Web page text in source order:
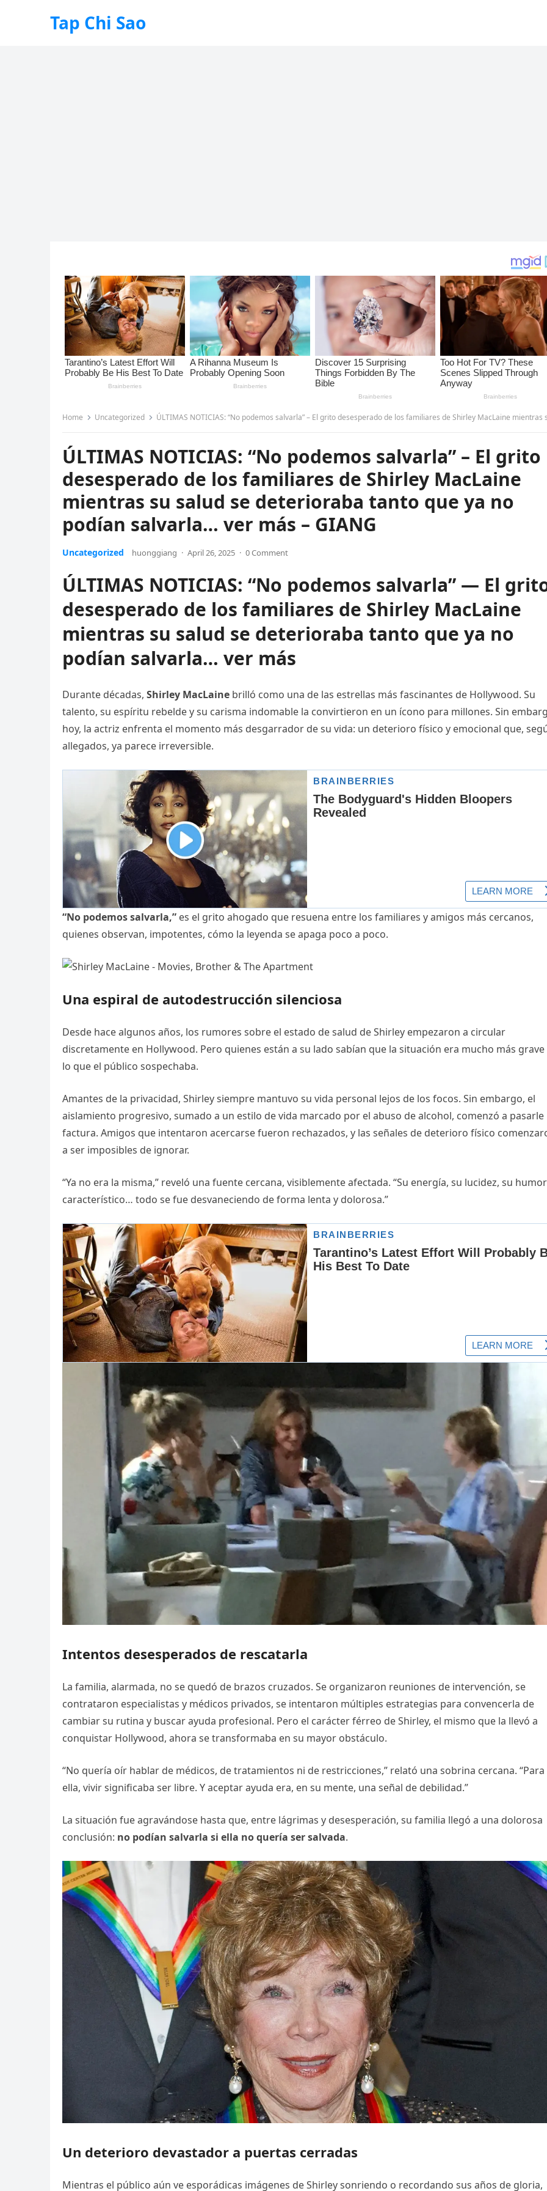
Tap Chi Sao
Home Uncategorized ÚLTIMAS NOTICIAS: “No podemos salvarla” – El grito desesperado de los familiares de Shirley MacLaine mientras su salud se deterioraba tanto que ya no podían salvarla… ver más –
ÚLTIMAS NOTICIAS: “No podemos salvarla” – El grito
desesperado de los familiares de Shirley MacLaine
mientras su salud se deterioraba tanto que ya no
podían salvarla… ver más – GIANG
Uncategorized huonggiang · April 26, 2025 · 0 Comment
ÚLTIMAS NOTICIAS: “No podemos salvarla” — El
desesperado de los familiares de Shirley MacLaine
mientras su salud se deterioraba tanto que ya no
podían salvarla… ver más
Durante décadas, Shirley MacLaine brilló como una de las estrellas más fascinantes de Hollywood. Su
talento, su espíritu rebelde y su carisma indomable la convirtieron en un ícono para millones. Sin
hoy, la actriz enfrenta el momento más desgarrador de su vida: un deterioro físico y emocional que,
allegados, ya parece irreversible.
“No podemos salvarla,” es el grito ahogado que resuena entre los familiares y amigos más cercanos,
quienes observan, impotentes, cómo la leyenda se apaga poco a poco.
Una espiral de autodestrucción silenciosa
Desde hace algunos años, los rumores sobre el estado de salud de Shirley empezaron a circular
discretamente en Hollywood. Pero quienes están a su lado sabían que la situación era mucho más grave
lo que el público sospechaba.
Amantes de la privacidad, Shirley siempre mantuvo su vida personal lejos de los focos. Sin embargo, el
aislamiento progresivo, sumado a un estilo de vida marcado por el abuso de alcohol, comenzó a pasarle
factura. Amigos que intentaron acercarse fueron rechazados, y las señales de deterioro físico
a ser imposibles de ignorar.
“Ya no era la misma,” reveló una fuente cercana, visiblemente afectada. “Su energía, su lucidez, su humor
característico… todo se fue desvaneciendo de forma lenta y dolorosa.”
Intentos desesperados de rescatarla
La familia, alarmada, no se quedó de brazos cruzados. Se organizaron reuniones de intervención, se
contrataron especialistas y médicos privados, se intentaron múltiples estrategias para convencerla de
cambiar su rutina y buscar ayuda profesional. Pero el carácter férreo de Shirley, el mismo que la llevó a
conquistar Hollywood, ahora se transformaba en su mayor obstáculo.
“No quería oír hablar de médicos, de tratamientos ni de restricciones,” relató una sobrina cercana. “Para
ella, vivir significaba ser libre. Y aceptar ayuda era, en su mente, una señal de debilidad.”
La situación fue agravándose hasta que, entre lágrimas y desesperación, su familia llegó a una dolorosa
conclusión: no podían salvarla si ella no quería ser salvada.
Un deterioro devastador a puertas cerradas
Mientras el público aún ve esporádicas imágenes de Shirley sonriendo o recordando sus años de gloria,